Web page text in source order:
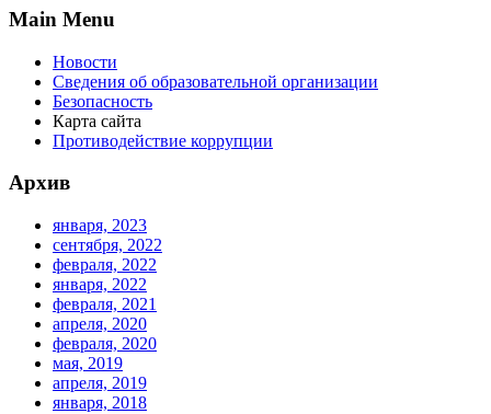
Main Menu
Новости
Сведения об образовательной организации
Безопасность
Карта сайта
Противодействие коррупции
Архив
января, 2023
сентября, 2022
февраля, 2022
января, 2022
февраля, 2021
апреля, 2020
февраля, 2020
мая, 2019
апреля, 2019
января, 2018